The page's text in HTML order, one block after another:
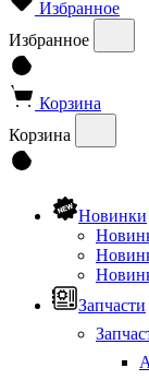
Избранное
Избранное
Корзина
Корзина
Новинки
Запчасти